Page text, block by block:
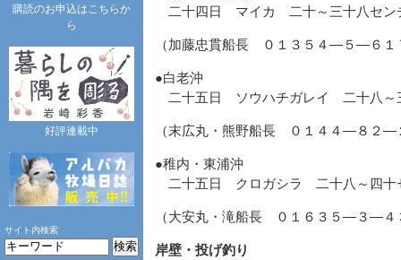
二十四日 マイカ 二十～三十八セン
（加藤忠貫船長 ０１３５４―５―６
●白老沖
二十五日 ソウハチガレイ 二十八～
（末広丸・熊野船長 ０１４４―８２―
●稚内・東浦沖
二十五日 クロガシラ 二十八～四十
（大安丸・滝船長 ０１６３５―３―４
岸壁・投げ釣り
購読のお申込はこちらか
ら
好評連載中
サイト内検索